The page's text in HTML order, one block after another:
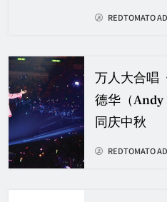
REDTOMATO
万人大合唱
德华（Andy
同庆中秋
REDTOMATO